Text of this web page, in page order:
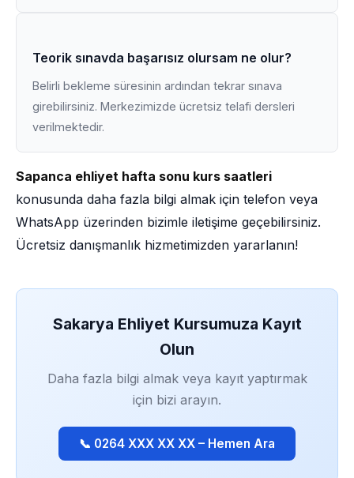
Teorik sınavda başarısız olursam ne olur?
Belirli bekleme süresinin ardından tekrar sınava
girebilirsiniz. Merkezimizde ücretsiz telafi dersleri
verilmektedir.
Sapanca ehliyet hafta sonu kurs saatleri
konusunda daha fazla bilgi almak için telefon veya
WhatsApp üzerinden bizimle iletişime geçebilirsiniz.
Ücretsiz danışmanlık hizmetimizden yararlanın!
Sakarya Ehliyet Kursumuza Kayıt
Olun
Daha fazla bilgi almak veya kayıt yaptırmak
için bizi arayın.
📞 0264 XXX XX XX – Hemen Ara